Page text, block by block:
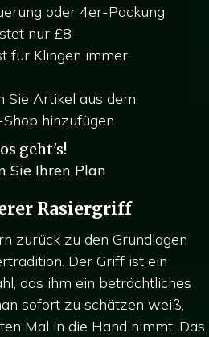
oder 4er-Packung
nur £8
für Klingen immer
Sie Artikel aus dem
hinzufügen
geht's!
Sie Ihren Plan
Rasiergriff
zurück zu den Grundlagen
Der Griff ist ein
das ihm ein beträchtliches
sofort zu schätzen weiß,
Mal in die Hand nimmt. Das